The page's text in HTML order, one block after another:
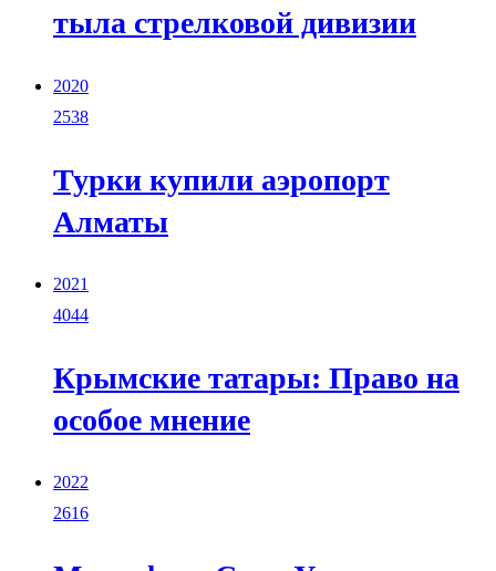
тыла стрелковой дивизии
2020
2538
Турки купили аэропорт
Алматы
2021
4044
Крымские татары: Право на
особое мнение
2022
2616